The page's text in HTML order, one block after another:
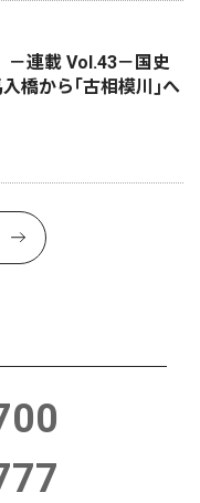
連載 Vol.43－国史
橋から｢古相模川｣へ